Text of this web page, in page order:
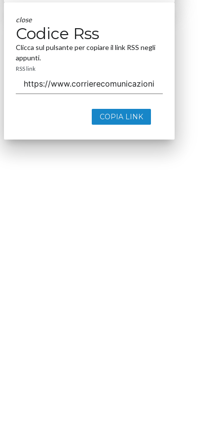
close
Codice Rss
Clicca sul pulsante per copiare il link RSS negli
appunti.
RSS link
COPIA LINK